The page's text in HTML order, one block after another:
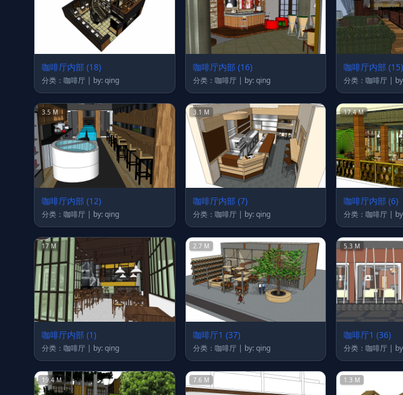
咖啡厅内部 (18)
分类：咖啡厅 | by: qing
咖啡厅内部 (16)
分类：咖啡厅 | by: qing
咖啡厅内部 (15)
分类
3.5 M
咖啡厅内部 (12)
分类：咖啡厅 | by: qing
3.1 M
咖啡厅内部 (7)
分类：咖啡厅 | by: qing
17.4 M
咖啡厅内部 (6)
分类
17 M
咖啡厅内部 (1)
分类：咖啡厅 | by: qing
2.7 M
咖啡厅1 (37)
分类：咖啡厅 | by: qing
5.3 M
咖啡厅1 (36)
分类
19.4 M 7.6 M 1.3 M